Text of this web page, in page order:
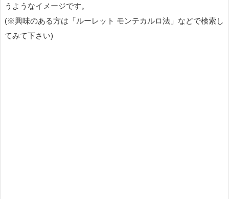
うようなイメージです。
(※興味のある方は「ルーレット モンテカルロ法」などで検索し
てみて下さい)